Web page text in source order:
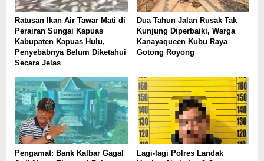
Ratusan Ikan Air Tawar Mati di
Perairan Sungai Kapuas
Kabupaten Kapuas Hulu,
Penyebabnya Belum Diketahui
Secara Jelas
Dua Tahun Jalan Rusak Tak
Kunjung Diperbaiki, Warga
Kanayaqueen Kubu Raya
Gotong Royong
Pengamat: Bank Kalbar Gagal
Lagi-lagi Polres Landak